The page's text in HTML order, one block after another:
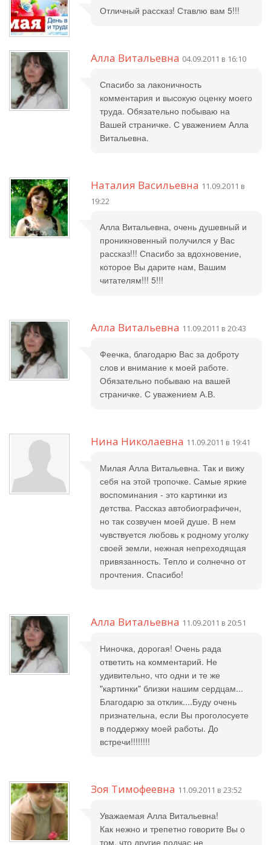
Отличный рассказ! Ставлю вам 5!!!
Алла Витальевна 04.09.2011 в 16:10
Спасибо за лаконичность
комментария и высокую оценку моего
труда. Обязательно побываю на
Вашей страничке. С уважением Алла
Витальевна.
Наталия Васильевна 11.09.2011 в
19:22
Алла Витальевна, очень душевный и
проникновенный получился у Вас
рассказ!!! Спасибо за вдохновение,
которое Вы дарите нам, Вашим
читателям!!! 5!!!
Алла Витальевна 11.09.2011 в 20:43
Феечка, благодарю Вас за доброту
слов и внимание к моей работе.
Обязательно побываю на вашей
страничке. С уважением А.В.
Нина Николаевна 11.09.2011 в 19:41
Милая Алла Витальевна. Так и вижу
себя на этой тропочке. Самые яркие
воспоминания - это картинки из
детства. Рассказ автобиографичен,
но так созвучен моей душе. В нем
чувствуется любовь к родному уголку
своей земли, нежная непреходящая
привязанность. Тепло и солнечно от
прочтения. Спасибо!
Алла Витальевна 11.09.2011 в 20:51
Ниночка, дорогая! Очень рада
ответить на комментарий. Не
удивительно, что одни и те же
"картинки" близки нашим сердцам...
Благодарю за отклик....Буду очень
признательна, если Вы проголосуете
в поддержку моей работы. До
встречи!!!!!!!!
Зоя Тимофеевна 11.09.2011 в 23:52
Уважаемая Алла Витальевна!
Как нежно и трепетно говорите Вы о
том, что другие подчас не